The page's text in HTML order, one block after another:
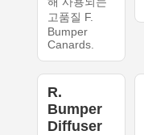
고품질 F.
Bumper
Canards.
R.
Bumper
Diffuser